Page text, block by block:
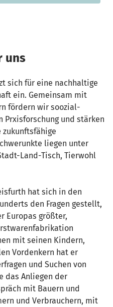
uns
sich für eine nachhaltige
ein. Gemeinsam mit
fördern wir soozial-
Prxisforschung und stärken
liegen unter
Land-Tisch, Tierwohl
hat sich in den
den Fragen gestellt,
Europas größter,
mit seinen Kindern,
Vordenkern hat er
und Suchen von
das Anliegen der
mit Bauern und
und Verbrauchern, mit